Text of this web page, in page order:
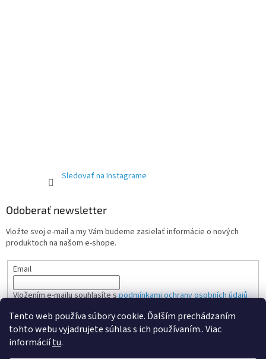
Tento web používa súbory cookie. Ďalším prechádzaním
tohto webu vyjadrujete súhlas s ich používaním.. Viac
informáciítu.
Sledovať na Instagrame
Odoberať newsletter
Vložte svoj e-mail a my Vám budeme zasielať informácie o nových
produktoch na našom e-shope.
Email
Vložením e-mailu souhlasíte spodmínkami ochrany osobních údajů
PRIHLÁSIŤ SA